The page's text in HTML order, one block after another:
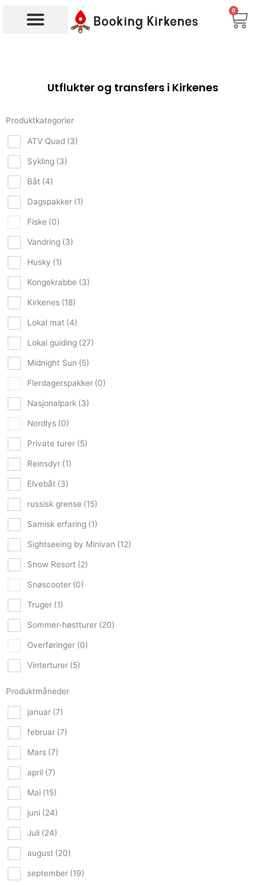
0
Utflukter og transfers i Kirkenes
Produktkategorier
ATV Quad (3)
Sykling (3)
Båt (4)
Dagspakker (1)
Fiske (0)
Vandring (3)
Husky (1)
Kongekrabbe (3)
Kirkenes (18)
Lokal mat (4)
Lokal guiding (27)
Midnight Sun (5)
Flerdagerspakker (0)
Nasjonalpark (3)
Nordlys (0)
Private turer (5)
Reinsdyr (1)
Elvebåt (3)
russisk grense (15)
Samisk erfaring (1)
Sightseeing by Minivan (12)
Snow Resort (2)
Snøscooter (0)
Truger (1)
Sommer-høstturer (20)
Overføringer (0)
Vinterturer (5)
Produktmåneder
januar (7)
februar (7)
Mars (7)
april (7)
Mai (15)
juni (24)
Juli (24)
august (20)
september (19)